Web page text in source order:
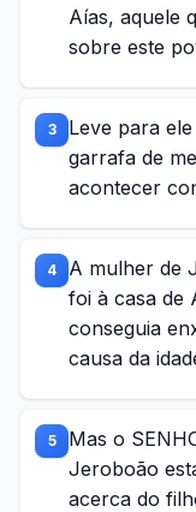
Aías, aquele
sobre este
3
Leve para
garrafa de
acontecer
4
A mulher de
foi à casa de
conseguia
causa da
5
Mas o
Jeroboão
acerca do